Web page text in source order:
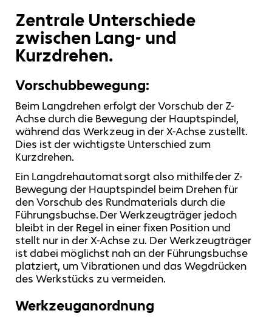
Zentrale Unterschiede
zwischen Lang- und
Kurzdrehen.
Vorschubbewegung:
Beim Langdrehen erfolgt der Vorschub der Z-
Achse durch die Bewegung der Hauptspindel,
während das Werkzeug in der X-Achse zustellt.
Dies ist der wichtigste Unterschied zum
Kurzdrehen.
Ein Langdrehautomat sorgt also mithilfe der Z-
Bewegung der Hauptspindel beim Drehen für
den Vorschub des Rundmaterials durch die
Führungsbuchse. Der Werkzeugträger jedoch
bleibt in der Regel in einer fixen Position und
stellt nur in der X-Achse zu. Der Werkzeugträger
ist dabei möglichst nah an der Führungsbuchse
platziert, um Vibrationen und das Wegdrücken
des Werkstücks zu vermeiden.
Werkzeuganordnung